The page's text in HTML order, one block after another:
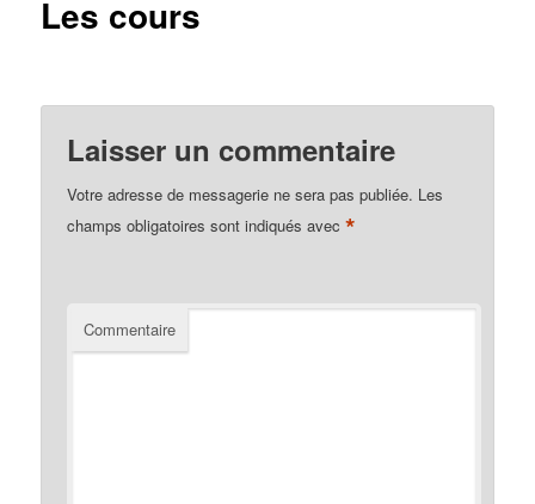
Les cours
Laisser un commentaire
Votre adresse de messagerie ne sera pas publiée. Les
champs obligatoires sont indiqués avec*
Commentaire